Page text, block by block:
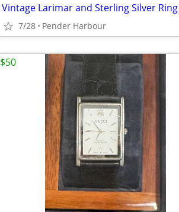
Vintage Larimar and Sterling Silver Ring
7/28 Pender Harbour
$50